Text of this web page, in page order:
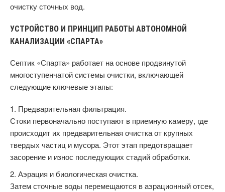
очистку сточных вод.
УСТРОЙСТВО И ПРИНЦИП РАБОТЫ АВТОНОМНОЙ
КАНАЛИЗАЦИИ «СПАРТА»
Септик «Спарта» работает на основе продвинутой
многоступенчатой системы очистки, включающей
следующие ключевые этапы:
Предварительная фильтрация.
Стоки первоначально поступают в приемную камеру, где
происходит их предварительная очистка от крупных
твердых частиц и мусора. Этот этап предотвращает
засорение и износ последующих стадий обработки.
Аэрация и биологическая очистка.
Затем сточные воды перемещаются в аэрационный отсек,